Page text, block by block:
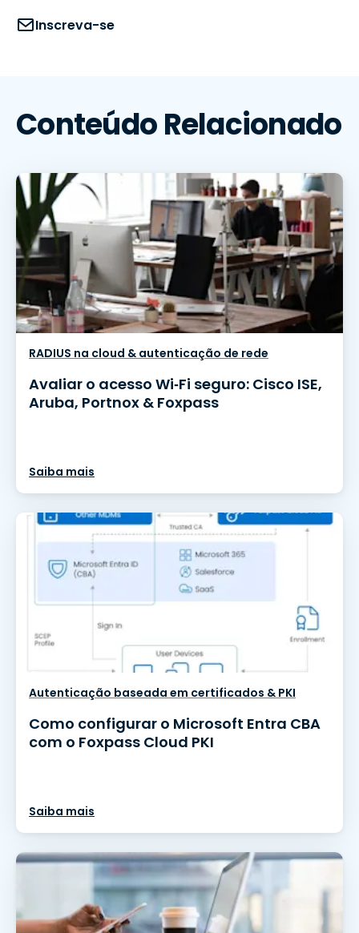
Inscreva-se
Conteúdo Relacionado
RADIUS na cloud & autenticação de rede
Avaliar o acesso Wi‑Fi seguro: Cisco ISE,
Aruba, Portnox & Foxpass
Saiba mais
Autenticação baseada em certificados & PKI
Como configurar o Microsoft Entra CBA
com o Foxpass Cloud PKI
Saiba mais